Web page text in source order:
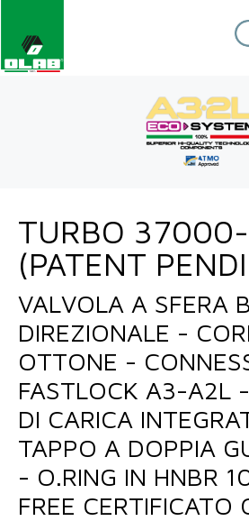
TURBO
(PATENT
VALVOLA A SFERA
DIREZIONALE -
OTTONE -
FASTLOCK A3-A2L
DI CARICA
TAPPO A DOPPIA
- O.RING IN HNBR
FREE CERTIFICATO